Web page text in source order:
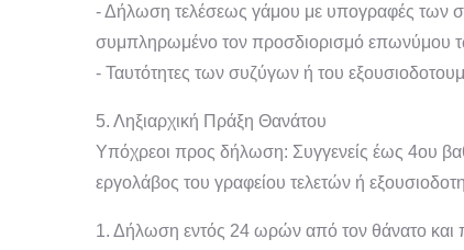
- Δήλωση τελέσεως γάμου με υπογραφές των
συμπληρωμένο τον προσδιορισμό επωνύμου
- Ταυτότητες των συζύγων ή του
5. Ληξιαρχική Πράξη Θανάτου
Υπόχρεοι προς δήλωση: Συγγενείς έως 4ου
εργολάβος του γραφείου τελετών ή
1. Δήλωση εντός 24 ωρών από τον θάνατο και